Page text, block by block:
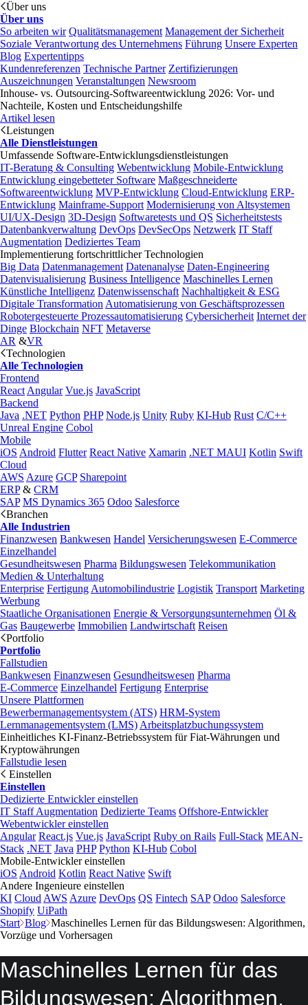
Über uns
Über uns
So arbeiten wir Qualitätsmanagement Management der Sicherheit
Soziale Verantwortung des Unternehmens Führung Unsere Experten
Blog Expertentipps
Kundenreferenzen Technische Partner Zertifizierungen
Auszeichnungen Veranstaltungen Newsroom
Inhouse- vs. Outsourcing-Softwareentwicklung 2026: Vor- und
Nachteile, Kosten und Entscheidungshilfe
Artikel lesen
Leistungen
Alle Dienstleistungen
Umfassende Software-Entwicklungsdienstleistungen
IT-Beratung & Consulting Webentwicklung Mobile-Entwicklung
Entwicklung eingebetteter Software Maßgeschneiderte
Softwareentwicklung MVP-Entwicklung Cloud-Entwicklung ERP-
Entwicklung Mainframe-Support Modernisierung von Altsystemen
UI/UX-Design 3D-Design Softwaretests und QS Sicherheitstests
Datenbankverwaltung DevOps DevSecOps Netzwerk IT Staff
Augmentation Dediziertes Team
Implementierung fortschrittlicher Technologien
Big Data Datenmanagement Datenanalyse Daten-Engineering
Datenvisualisierung Business Intelligence Maschinelles Lernen
Künstliche Intelligenz Datenwissenschaft Nachhaltigkeit & ESG
Digitale Transformation Automatisierung von Geschäftsprozessen
Robotergesteuerte Prozessautomatisierung Cybersicherheit Internet der
Dinge Blockchain NFT Metaverse
AR &VR
Technologien
Alle Technologien
Frontend
React Angular Vue.js JavaScript
Backend
Java .NET Python PHP Node.js Unity Ruby KI-Hub Rust C/C++
Unreal Engine Cobol
Mobile
iOS Android Flutter React Native Xamarin .NET MAUI Kotlin Swift
Cloud
AWS Azure GCP Sharepoint
ERP& CRM
SAP MS Dynamics 365 Odoo Salesforce
Branchen
Alle Industrien
Finanzwesen Bankwesen Handel Versicherungswesen E-Commerce
Einzelhandel
Gesundheitswesen Pharma Bildungswesen Telekommunikation
Medien & Unterhaltung
Enterprise Fertigung Automobilindustrie Logistik Transport Marketing
Werbung
Staatliche Organisationen Energie & Versorgungsunternehmen Öl &
Gas Baugewerbe Immobilien Landwirtschaft Reisen
Portfolio
Portfolio
Fallstudien
Bankwesen Finanzwesen Gesundheitswesen Pharma
E-Commerce Einzelhandel Fertigung Enterprise
Unsere Plattformen
Bewerbermanagementsystem (ATS) HRM-System
Lernmanagementsystem (LMS) Arbeitsplatzbuchungssystem
Einheitliches KI-Finanz-Betriebssystem für Fiat-Währungen und
Kryptowährungen
Fallstudie lesen
Einstellen
Einstellen
Dedizierte Entwickler einstellen
IT Staff Augmentation Dedizierte Teams Offshore-Entwickler
Webentwickler einstellen
Angular React.js Vue.js JavaScript Ruby on Rails Full-Stack MEAN-
Stack .NET Java PHP Python KI-Hub Cobol
Mobile-Entwickler einstellen
iOS Android Kotlin React Native Swift
Andere Ingenieure einstellen
KI Cloud AWS Azure DevOps QS Fintech SAP Odoo Salesforce
Shopify UiPath
Start Blog Maschinelles Lernen für das Bildungs­wesen: Algorithmen,
Vorzüge und Vorhersagen
Maschinelles Lernen für das
Bildungs­wesen: Algorithmen,